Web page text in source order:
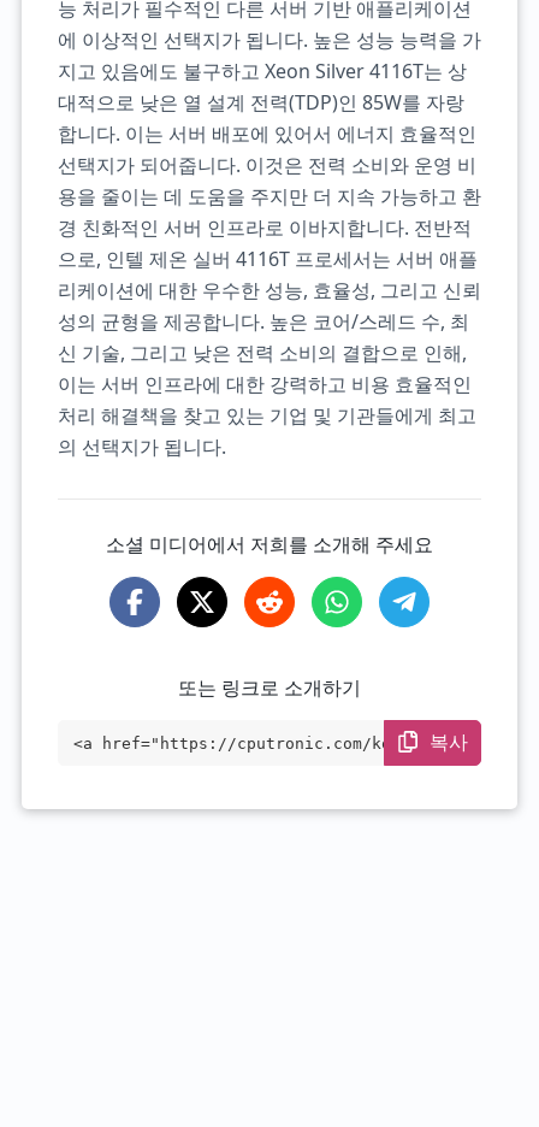
능 처리가 필수적인 다른 서버 기반 애플리케이션
에 이상적인 선택지가 됩니다. 높은 성능 능력을 가
지고 있음에도 불구하고 Xeon Silver 4116T는 상
대적으로 낮은 열 설계 전력(TDP)인 85W를 자랑
합니다. 이는 서버 배포에 있어서 에너지 효율적인
선택지가 되어줍니다. 이것은 전력 소비와 운영 비
용을 줄이는 데 도움을 주지만 더 지속 가능하고 환
경 친화적인 서버 인프라로 이바지합니다. 전반적
으로, 인텔 제온 실버 4116T 프로세서는 서버 애플
리케이션에 대한 우수한 성능, 효율성, 그리고 신뢰
성의 균형을 제공합니다. 높은 코어/스레드 수, 최
신 기술, 그리고 낮은 전력 소비의 결합으로 인해,
이는 서버 인프라에 대한 강력하고 비용 효율적인
처리 해결책을 찾고 있는 기업 및 기관들에게 최고
의 선택지가 됩니다.
소셜 미디어에서 저희를 소개해 주세요
또는 링크로 소개하기
<a href="https://cputronic.com/ko/cpu/in
복사